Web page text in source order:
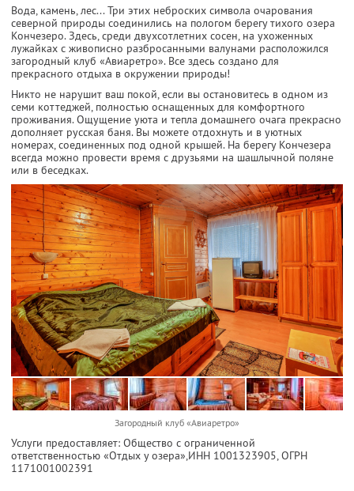
Вода, камень, лес... Три этих неброских символа очарования
северной природы соединились на пологом берегу тихого озера
Кончезеро. Здесь, среди двухсотлетних сосен, на ухоженных
лужайках с живописно разбросанными валунами расположился
загородный клуб «Авиаретро». Все здесь создано для
прекрасного отдыха в окружении природы!
Никто не нарушит ваш покой, если вы остановитесь в одном из
семи коттеджей, полностью оснащенных для комфортного
проживания. Ощущение уюта и тепла домашнего очага прекрасно
дополняет русская баня. Вы можете отдохнуть и в уютных
номерах, соединенных под одной крышей. На берегу Кончезера
всегда можно провести время с друзьями на шашлычной поляне
или в беседках.
Загородный клуб «Авиаретро»
Услуги предоставляет: Общество с ограниченной
ответственностью «Отдых у озера»,ИНН 1001323905, ОГРН
1171001002391